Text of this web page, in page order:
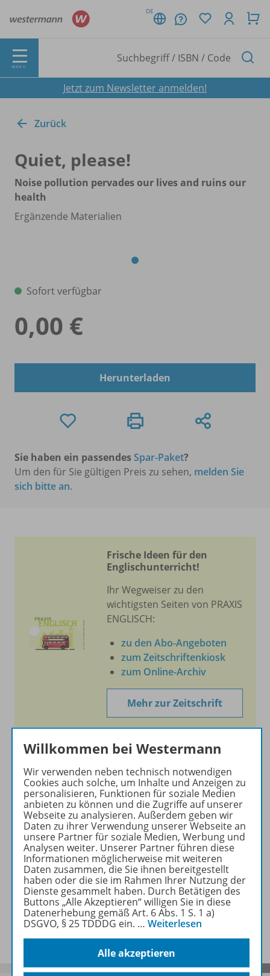
DE
MENÜ
Jetzt zum Newsletter anmelden!
Zurück
Quiet, please!
Noise pollution pervades our lives and ruins our
health
Ergänzende Materialien
Sofort verfügbar
0,00 €
Herunterladen
Sie haben ein passendesSpar-Paket?
Um den für Sie gültigen Preis zu sehen, melden Sie
sich bitte an.
Frische Ideen für den
Englischunterricht!
Ihr Wegweiser zu den
wichtigsten Seiten von PRAXIS
ENGLISCH:
zu den Abo-Angeboten
zum Zeitschriftenkiosk
zum Online-Archiv
Mehr zur Zeitschrift
Informationen
Beschreibung
Beitrag
Spar-Pakete
Willkommen bei Westermann
Wir verwenden neben technisch notwendigen
Cookies auch solche, um Inhalte und Anzeigen zu
personalisieren, Funktionen für soziale Medien
anbieten zu können und die Zugriffe auf unserer
Webseite zu analysieren. Außerdem geben wir
Daten zu ihrer Verwendung unserer Webseite an
unsere Partner für soziale Medien, Werbung und
Analysen weiter. Unserer Partner führen diese
Informationen möglicherweise mit weiteren
Daten zusammen, die Sie ihnen bereitgestellt
haben oder die sie im Rahmen Ihrer Nutzung der
Dienste gesammelt haben. Durch Betätigen des
Buttons „Alle Akzeptieren“ willigen Sie in diese
Datenerhebung gemäß Art. 6 Abs. 1 S. 1 a)
DSGVO, § 25 TDDDG ein. … Weiterlesen
Alle akzeptieren